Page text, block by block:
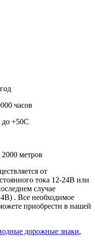
часов
до +50С
метров
от
тока 12-24В или
случае
. Все необходимое
приобрести в нашей
дорожные знаки,